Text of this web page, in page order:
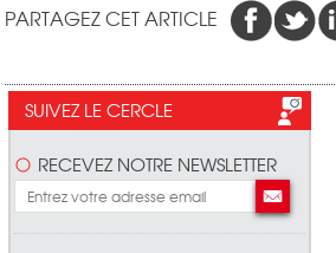
PARTAGEZ CET ARTICLE
SUIVEZ LE CERCLE
RECEVEZ NOTRE NEWSLETTER